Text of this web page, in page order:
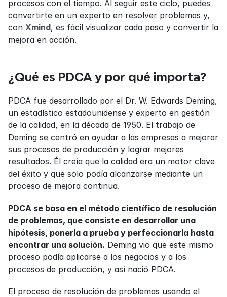
procesos con el tiempo. Al seguir este ciclo, puedes
convertirte en un experto en resolver problemas y,
con Xmind, es fácil visualizar cada paso y convertir la
mejora en acción.
¿Qué es PDCA y por qué importa?
PDCA fue desarrollado por el Dr. W. Edwards Deming,
un estadístico estadounidense y experto en gestión
de la calidad, en la década de 1950. El trabajo de
Deming se centró en ayudar a las empresas a mejorar
sus procesos de producción y lograr mejores
resultados. Él creía que la calidad era un motor clave
del éxito y que solo podía alcanzarse mediante un
proceso de mejora continua.
PDCA se basa en el método científico de resolución
de problemas, que consiste en desarrollar una
hipótesis, ponerla a prueba y perfeccionarla hasta
encontrar una solución. Deming vio que este mismo
proceso podía aplicarse a los negocios y a los
procesos de producción, y así nació PDCA.
El proceso de resolución de problemas usando el